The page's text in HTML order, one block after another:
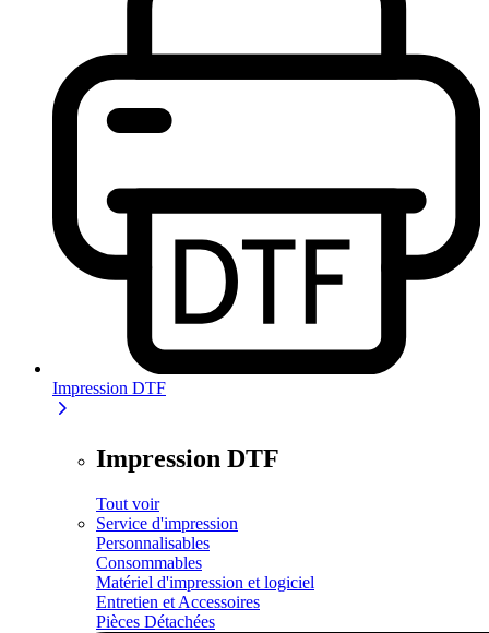
Impression DTF
Impression DTF
Tout voir
Service d'impression
Personnalisables
Consommables
Matériel d'impression et logiciel
Entretien et Accessoires
Pièces Détachées